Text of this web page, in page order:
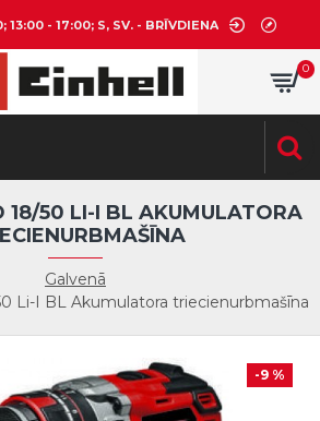
13:00 - 17:00; S, SV. - BRĪVDIENA
0
Galvenā
Li-I BL Akumulatora triecienurbmašīna
18/50 LI-I BL AKUMULATORA
-9 %